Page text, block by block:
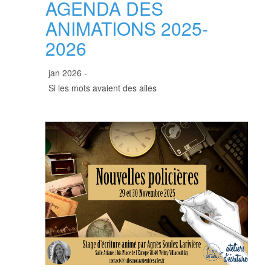
AGENDA DES
ANIMATIONS 2025-
2026
jan 2026 -
Si les mots avaient des ailes